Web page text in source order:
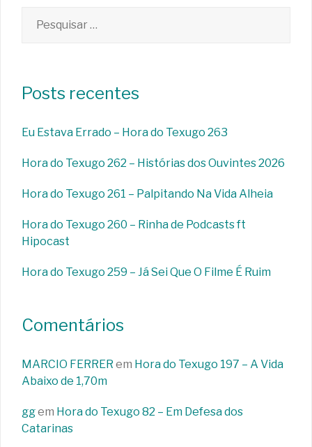
por:
Posts recentes
Eu Estava Errado – Hora do Texugo 263
Hora do Texugo 262 – Histórias dos Ouvintes 2026
Hora do Texugo 261 – Palpitando Na Vida Alheia
Hora do Texugo 260 – Rinha de Podcasts ft
Hipocast
Hora do Texugo 259 – Já Sei Que O Filme É Ruim
Comentários
MARCIO FERRER em Hora do Texugo 197 – A Vida
Abaixo de 1,70m
ggem Hora do Texugo 82 – Em Defesa dos
Catarinas